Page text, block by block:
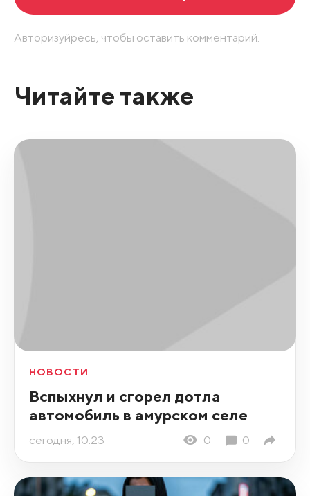
Авторизуйресь, чтобы оставить комментарий.
Читайте также
НОВОСТИ
Вспыхнул и сгорел дотла
автомобиль в амурском селе
сегодня, 10:23 0 0